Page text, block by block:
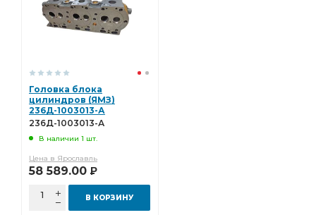
Головка блока
цилиндров (ЯМЗ)
236Д-1003013-А
236Д-1003013-А
В наличии 1 шт.
Цена в Ярославль
58 589.00 Р
В КОРЗИНУ